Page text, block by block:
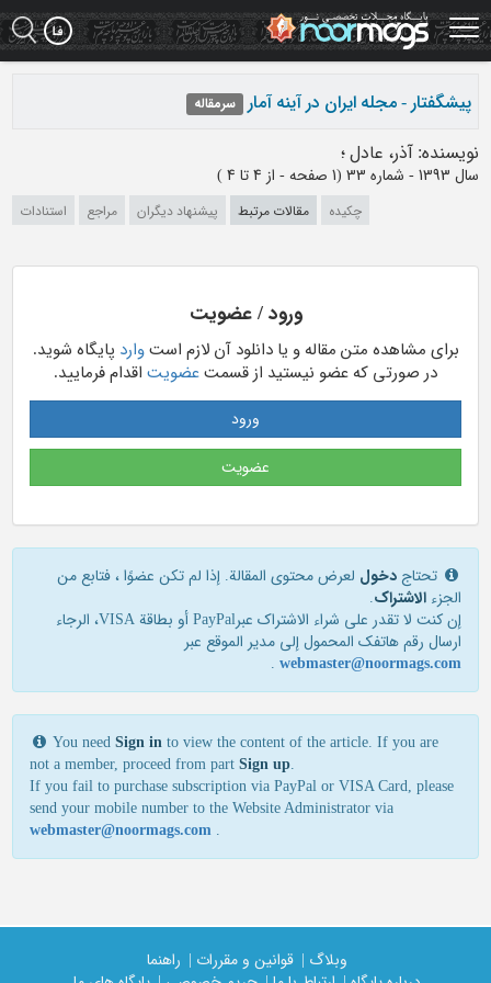
Skip
to
main
پیشگفتار - مجله ایران در آینه آمار سرمقاله
نویسنده: آذر، عادل ؛
سال 1393 - شماره 33 (‎1 صفحه - از 4 تا 4 )
چکیده مقالات مرتبط پیشنهاد دیگران مراجع استنادات
ورود / عضویت
برای مشاهده متن مقاله و یا دانلود آن لازم استوارد پایگاه شوید.
در صورتی که عضو نیستید از قسمت عضویت اقدام فرمایید.
ورود
عضویت
تحتاج دخول لعرض محتوى المقالة. إذا لم تكن عضوًا ، فتابع من
الجزء الاشتراک.
إن كنت لا تقدر علی شراء الاشتراك عبرPayPal أو بطاقة VISA، الرجاء
ارسال رقم هاتفك المحمول إلی مدير الموقع عبر
webmaster@noormags.com
.
You need Sign in to view the content of the article. If you are
not a member, proceed from part Sign up.
If you fail to purchase subscription via PayPal or VISA Card, please
send your mobile number to the Website Administrator via
webmaster@noormags.com .
وبلاگ | قوانین و مقررات |
راهنما